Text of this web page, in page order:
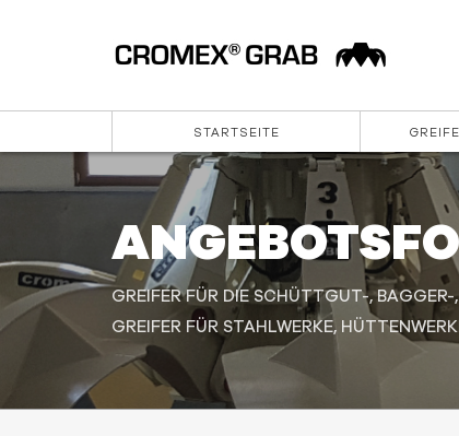
STARTSEITE
GREIFER FÜR DIE SCHÜTTGUT-,
GREIFER FÜR STAHLWERKE,